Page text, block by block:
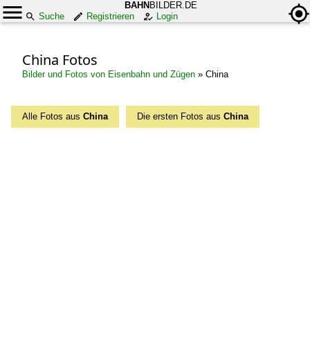
BAHN BILDER.DE
Suche
Registrieren Login
China Fotos
Bilder und Fotos von Eisenbahn und Zügen » China
Alle Fotos aus China Die ersten Fotos aus China